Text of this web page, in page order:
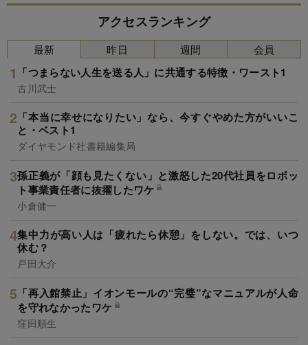
アクセスランキング
最新
「つまらない人生を送る人」に共通する特徴・ワースト1
古川武士
「本当に幸せになりたい」なら、今すぐやめた方がいいこ
と・ベスト1
ダイヤモンド社書籍編集局
孫正義が「顔も見たくない」と激怒した20代社員をロボッ
ト事業責任者に抜擢したワケ
小倉健一
集中力が高い人は「疲れたら休憩」をしない。では、いつ
休む？
戸田大介
「再入館禁止」イオンモールの“完璧”なマニュアルが人命
を守れなかったワケ
窪田順生
昨日 週間 会員